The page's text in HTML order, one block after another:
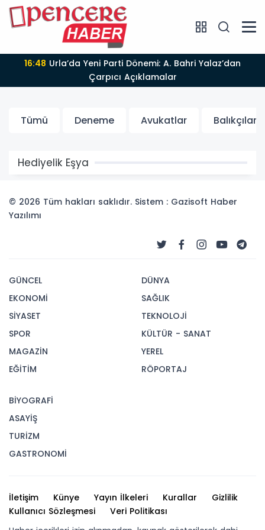
16:48
Çarpıcı Açıklamalar
Tümü Deneme Avukatlar Balıkçılar
Hediyelik Eşya
© 2026 Tüm hakları saklıdır. Sistem : Gazisoft Haber
Yazılımı
GÜNCEL
EKONOMİ
SİYASET
SPOR
MAGAZİN
EĞİTİM
DÜNYA
SAĞLIK
TEKNOLOJİ
KÜLTÜR - SANAT
YEREL
RÖPORTAJ
BİYOGRAFİ
ASAYİŞ
TURİZM
GASTRONOMİ
İletişim Künye Yayın İlkeleri Kurallar
Gizlilik
Kullanıcı Sözleşmesi
Veri Politikası